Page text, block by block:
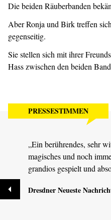
Die beiden Räuberbanden
Aber Ronja und Birk treffen
gegenseitig.
Sie stellen sich mit ihrer
Hass zwischen den beiden
PRESSESTIMMEN
„Ein berührendes, sehr
magisches und noch
grandios gespielt und
Dresdner Neueste